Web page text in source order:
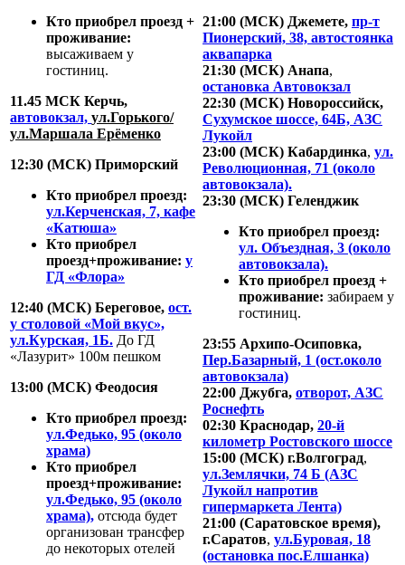
Кто приобрел проезд +
проживание:
высаживаем у
гостиниц.
11.45 МСК Керчь,
автовокзал, ул.Горького/
ул.Маршала Ерёменко
12:30 (МСК) Приморский
Кто приобрел проезд:
ул.Керченская, 7, кафе
«Катюша»
Кто приобрел
проезд+проживание: у
ГД «Флора»
12:40 (МСК) Береговое, ост.
у столовой «Мой вкус»,
ул.Курская, 1Б. До ГД
«Лазурит» 100м пешком
13:00 (МСК) Феодосия
Кто приобрел проезд:
ул.Федько, 95 (около
храма)
Кто приобрел
проезд+проживание:
ул.Федько, 95 (около
храма), отсюда будет
организован трансфер
до некоторых отелей
21:00 (МСК) Джемете, пр-т
Пионерский, 38, автостоянка
аквапарка
21:30 (МСК) Анапа,
остановка Автовокзал
22:30 (МСК) Новороссийск,
Сухумское шоссе, 64Б, АЗС
Лукойл
23:00 (МСК) Кабардинка, ул.
Революционная, 71 (около
автовокзала).
23:30 (МСК) Геленджик
Кто приобрел проезд:
ул. Объездная, 3 (около
автовокзала).
Кто приобрел проезд +
проживание: забираем у
гостиниц.
23:55 Архипо-Осиповка,
Пер.Базарный, 1 (ост.около
автовокзала)
22:00 Джубга, отворот, АЗС
Роснефть
02:30 Краснодар, 20-й
километр Ростовского шоссе
15:00 (МСК) г.Волгоград,
ул.Землячки, 74 Б (АЗС
Лукойл напротив
гипермаркета Лента)
21:00 (Саратовское время),
г.Саратов, ул.Буровая, 18
(остановка пос.Елшанка)